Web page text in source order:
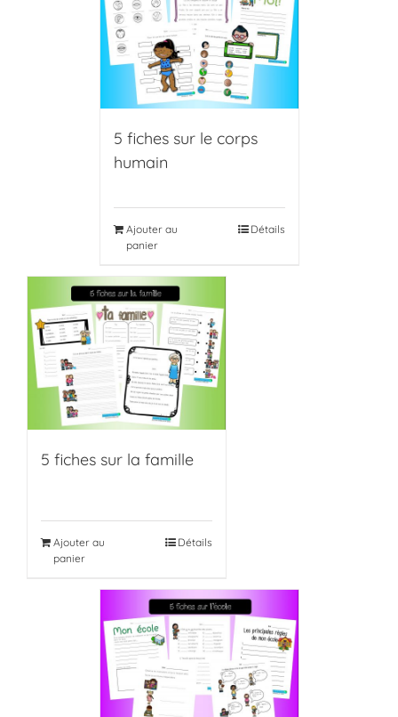
5 fiches sur le corps
humain
Ajouter au
panier
Détails
5 fiches sur la famille
Ajouter au
panier
Détails